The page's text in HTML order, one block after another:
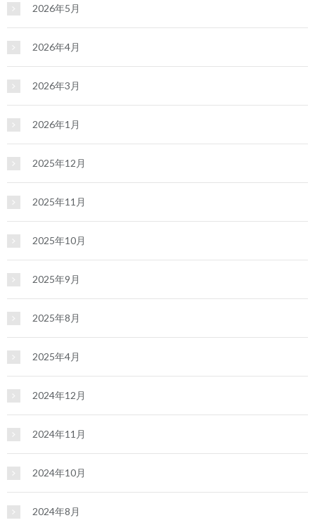
2026年5月
2026年4月
2026年3月
2026年1月
2025年12月
2025年11月
2025年10月
2025年9月
2025年8月
2025年4月
2024年12月
2024年11月
2024年10月
2024年8月